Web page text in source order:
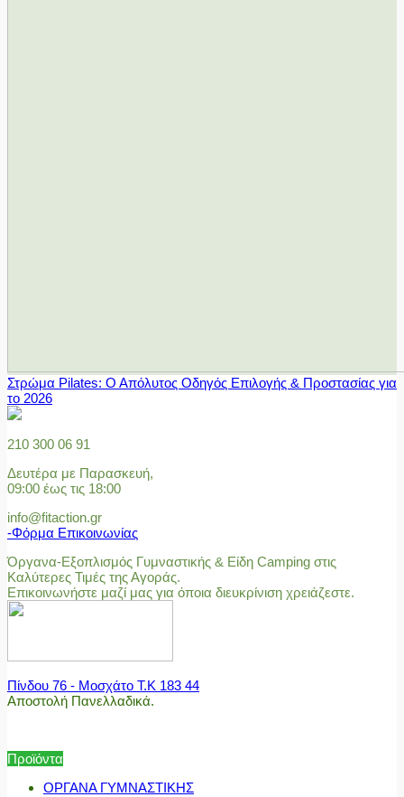
Στρώμα Pilates: Ο Απόλυτος Οδηγός Επιλογής & Προστασίας για
το 2026
210 300 06 91
Δευτέρα με Παρασκευή,
09:00 έως τις 18:00
info@fitaction.gr
-Φόρμα Επικοινωνίας
Όργανα-Εξοπλισμός Γυμναστικής & Είδη Camping στις
Καλύτερες Τιμές της Αγοράς.
Επικοινωνήστε μαζί μας για όποια διευκρίνιση χρειάζεστε.
Πίνδου 76 - Μοσχάτο Τ.Κ 183 44
Αποστολή Πανελλαδικά.
Προϊόντα
ΟΡΓΑΝΑ ΓΥΜΝΑΣΤΙΚΗΣ